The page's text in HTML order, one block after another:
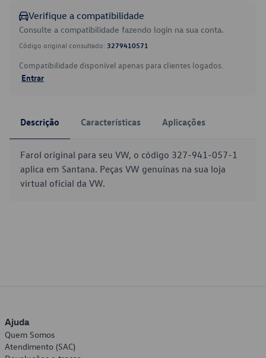
Verifique a compatibilidade
Consulte a compatibilidade fazendo login na sua conta.
Código original consultado: 3279410571
Compatibilidade disponível apenas para clientes logados.
Entrar
Descrição Características Aplicações
Farol original para seu VW, o código 327-941-057-1
aplica em Santana. Peças VW genuínas na sua loja
virtual oficial da VW.
Ajuda
Quem Somos
Atendimento (SAC)